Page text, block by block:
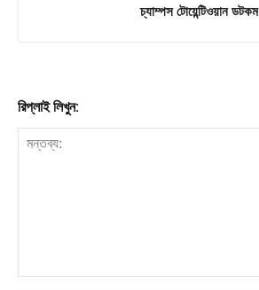
চ্যাম্পস টোয়েন্টিওয়ান ডটকম
রিপ্লাই লিখুন: